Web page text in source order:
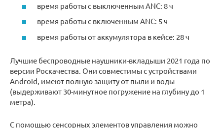
время работы с выключенным ANC: 8 ч
время работы с включенным ANC: 5 ч
время работы от аккумулятора в кейсе: 28 ч
Лучшие беспроводные наушники-вкладыши 2021 года по
версии Роскачества. Они совместимы с устройствами
Android, имеют полную защиту от пыли и воды
(выдерживают 30-минутное погружение на глубину до 1
метра).
С помощью сенсорных элементов управления можно